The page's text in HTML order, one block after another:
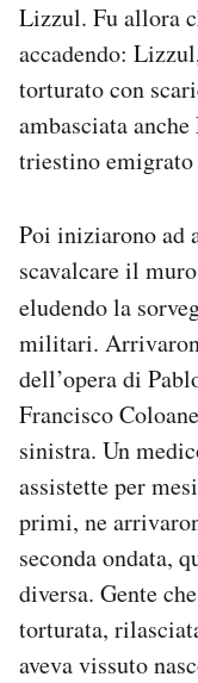
Lizzul. Fu allora
accadendo:
torturato con
ambasciata
triestino
Poi iniziarono ad
scavalcare il
eludendo la
militari.
dell’opera di
Francisco
sinistra. Un
assistette per
primi, ne
seconda ondata,
diversa. Gente
torturata,
aveva vissuto